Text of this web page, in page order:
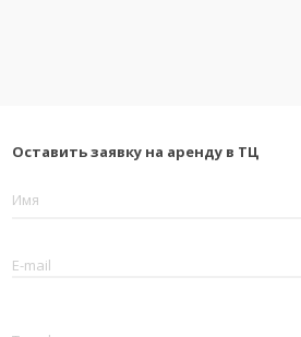
Оставить заявку на аренду в ТЦ